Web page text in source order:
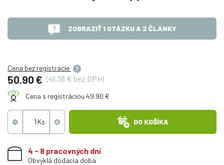
ZOBRAZIŤ 1 OTÁZKU A 2 ČLÁNKY
Cena bez registrácie
50.90 € (41.38 € bez DPH)
Cena s registráciou 49.90 €
DO KOŠÍKA
4 - 8 pracovných dní
Obvyklá dodacia doba